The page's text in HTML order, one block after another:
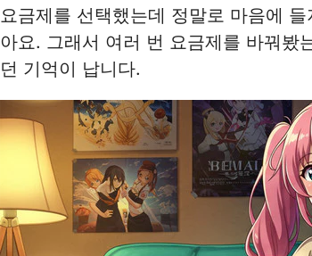
요금제를 선택했는데 정말로 마음에
아요. 그래서 여러 번 요금제를 바꿔봤
던 기억이 납니다.